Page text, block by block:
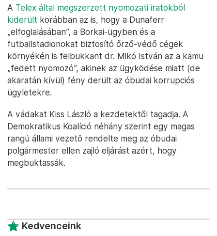
A Telex által megszerzett nyomozati iratokból
kiderült korábban az is, hogy a Dunaferr
„elfoglalásában”, a Borkai-ügyben és a
futballstadionokat biztosító őrző-védő cégek
környékén is felbukkant dr. Mikó István az a kamu
„fedett nyomozó”, akinek az ügyködése miatt (de
akaratán kívül) fény derült az óbudai korrupciós
ügyletekre.
A vádakat Kiss László a kezdetektől tagadja. A
Demokratikus Koalíció néhány szerint egy magas
rangú állami vezető rendelte meg az óbudai
polgármester ellen zajló eljárást azért, hogy
megbuktassák.
Kedvenceink